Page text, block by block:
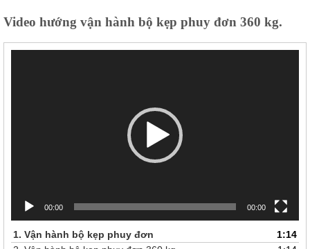
Video hướng vận hành bộ kẹp phuy đơn 360 kg.
00:00 00:00
1. Vận hành bộ kẹp phuy đơn
1:14